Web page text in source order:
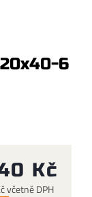
6
Kč
včetně DPH